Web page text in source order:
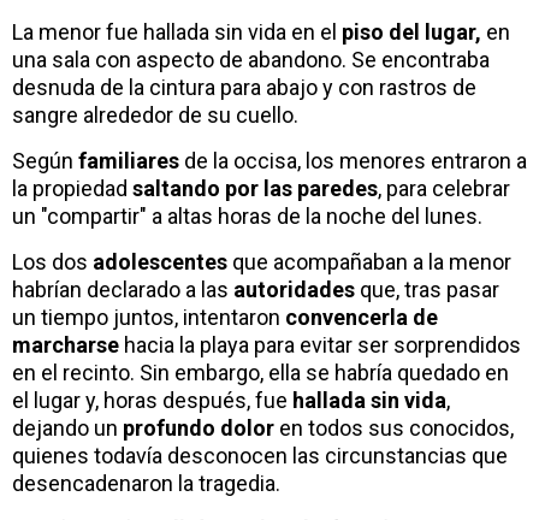
La menor fue hallada sin vida en el piso del lugar, en
una sala con aspecto de abandono. Se encontraba
desnuda de la cintura para abajo y con rastros de
sangre alrededor de su cuello.
Según familiares de la occisa, los menores entraron a
la propiedad saltando por las paredes, para celebrar
un "compartir" a altas horas de la noche del lunes.
Los dos adolescentes que acompañaban a la menor
habrían declarado a las autoridades que, tras pasar
un tiempo juntos, intentaron convencerla de
marcharse hacia la playa para evitar ser sorprendidos
en el recinto. Sin embargo, ella se habría quedado en
el lugar y, horas después, fue hallada sin vida,
dejando un profundo dolor en todos sus conocidos,
quienes todavía desconocen las circunstancias que
desencadenaron la tragedia.